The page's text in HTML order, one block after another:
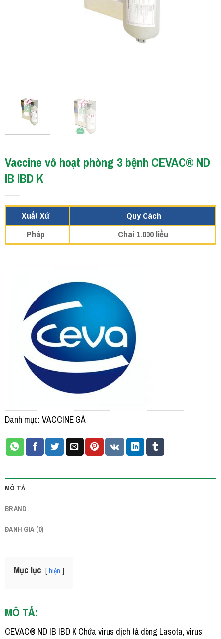
Vaccine vô hoạt phòng 3 bệnh CEVAC® ND
IB IBD K
Xuất Xứ
Quy Cách
Pháp
Chai 1.000 liều
Danh mục: VACCINE GÀ
MÔ TẢ
BRAND
ĐÁNH GIÁ (0)
Mục lục hiện
MÔ TẢ:
CEVAC® ND IB IBD K Chứa virus dịch tả dòng Lasota, virus